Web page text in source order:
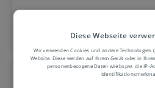
Diese Webseite
Wir verwenden Cookies und andere Technologien
Website. Diese werden auf Ihrem Gerät oder in
personenbezogene Daten wie bspw. die IP-